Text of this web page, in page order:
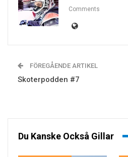
Comments
FÖREGÅENDE ARTIKEL
Skoterpodden #7
Du Kanske Också Gillar